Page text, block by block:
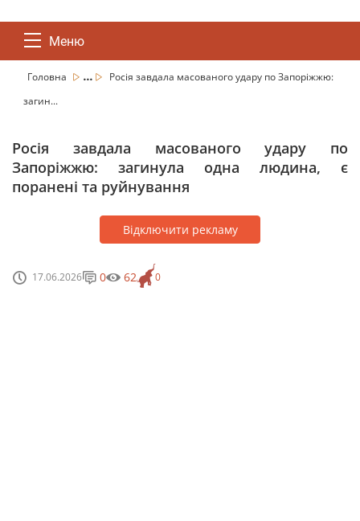
Меню
Головна ...
Росія завдала масованого удару по Запоріжжю:
загин...
Росія завдала масованого удару по
Запоріжжю: загинула одна людина, є
поранені та руйнування
Відключити рекламу
17.06.2026 0
0 62